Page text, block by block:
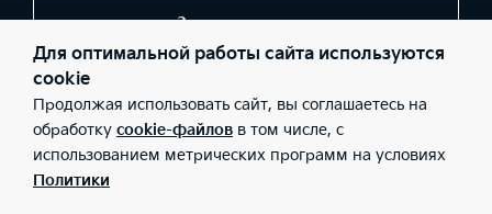
Заказать звонок
© 2026 Юридические лица ООО «Темп Авто К» (Фактический
адрес: г. Краснодар, Ростовское шоссе, д. 12/6; Телефон: +7 (861)
212-88-12; ИНН: 2311052326; ОГРН: 1022301818274), ООО «Киа
Россия и СНГ» (Фактический адрес: г.Москва, Валовая 26;
Телефон: 8 800 301 08 80; ИНН: 7728674093; ОГРН:
5087746291760) ведут деятельность на территории РФ в
Для оптимальной работы сайта используются
cookie
Продолжая использовать сайт, вы соглашаетесь на
обработку cookie-файлов в том числе, с
использованием метрических программ на условиях
Политики